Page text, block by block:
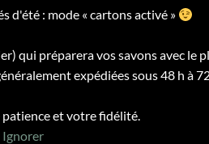
d'été : mode « cartons activé »
qui préparera vos savons avec le
expédiées sous 48 h à
et votre fidélité.
Ignorer